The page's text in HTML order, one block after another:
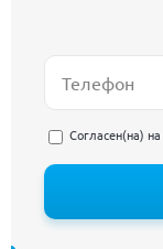
Согласен(на) на